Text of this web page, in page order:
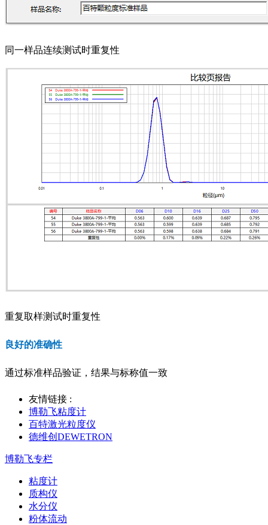
同一样品连续测试时重复性
重复取样测试时重复性
良好的准确性
通过标准样品验证，结果与标称值一致
友情链接 :
博勒飞粘度计
百特激光粒度仪
德维创DEWETRON
博勒飞专栏
粘度计
质构仪
水分仪
粉体流动